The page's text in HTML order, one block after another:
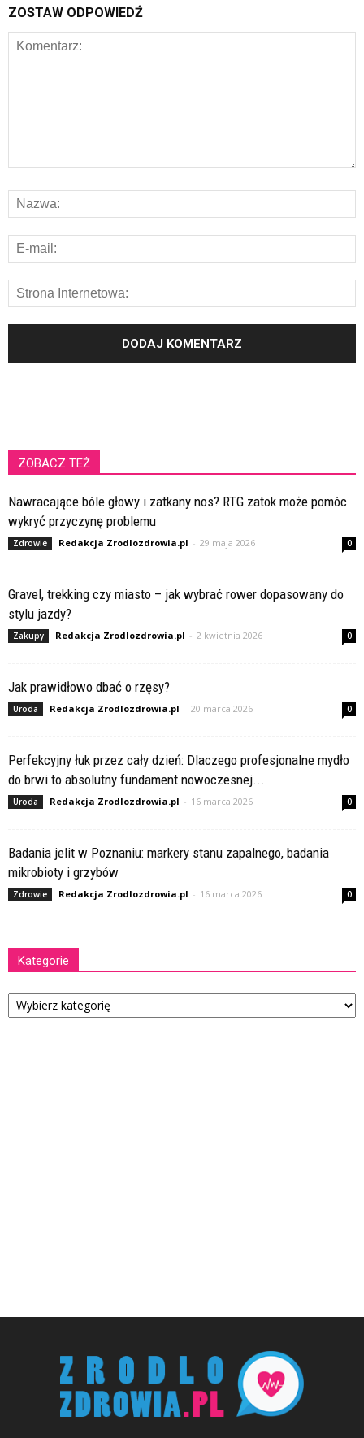
ZOSTAW ODPOWIEDŹ
ZOBACZ TEŻ
Nawracające bóle głowy i zatkany nos? RTG zatok może pomóc
wykryć przyczynę problemu
Zdrowie Redakcja Zrodlozdrowia.pl - 29 maja 2026 0
Gravel, trekking czy miasto – jak wybrać rower dopasowany do
stylu jazdy?
Zakupy Redakcja Zrodlozdrowia.pl - 2 kwietnia 2026 0
Jak prawidłowo dbać o rzęsy?
Uroda Redakcja Zrodlozdrowia.pl - 20 marca 2026 0
Perfekcyjny łuk przez cały dzień: Dlaczego profesjonalne mydło
do brwi to absolutny fundament nowoczesnej...
Uroda Redakcja Zrodlozdrowia.pl - 16 marca 2026 0
Badania jelit w Poznaniu: markery stanu zapalnego, badania
mikrobioty i grzybów
Zdrowie Redakcja Zrodlozdrowia.pl - 16 marca 2026 0
Kategorie
Kategorie